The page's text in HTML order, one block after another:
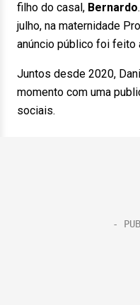
filho do casal, Bernardo
julho, na maternidade
anúncio público foi feito
Juntos desde 2020,
momento com uma
sociais.